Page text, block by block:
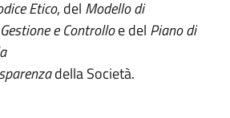
Etico, del Modello di
e Controlloe del Piano di
della Società.